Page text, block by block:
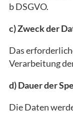
b DSGVO.
c) Zweck der
Das
Verarbeitung
d) Dauer der
Die Daten